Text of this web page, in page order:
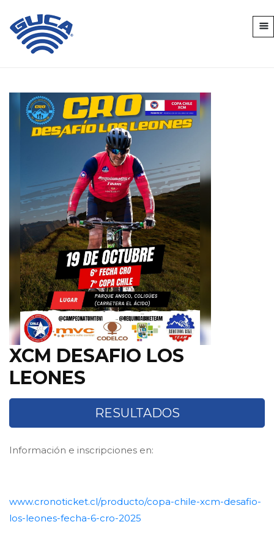
XCM DESAFIO LOS
LEONES
RESULTADOS
Información e inscripciones en:
www.cronoticket.cl/producto/copa-chile-xcm-desafio-
los-leones-fecha-6-cro-2025